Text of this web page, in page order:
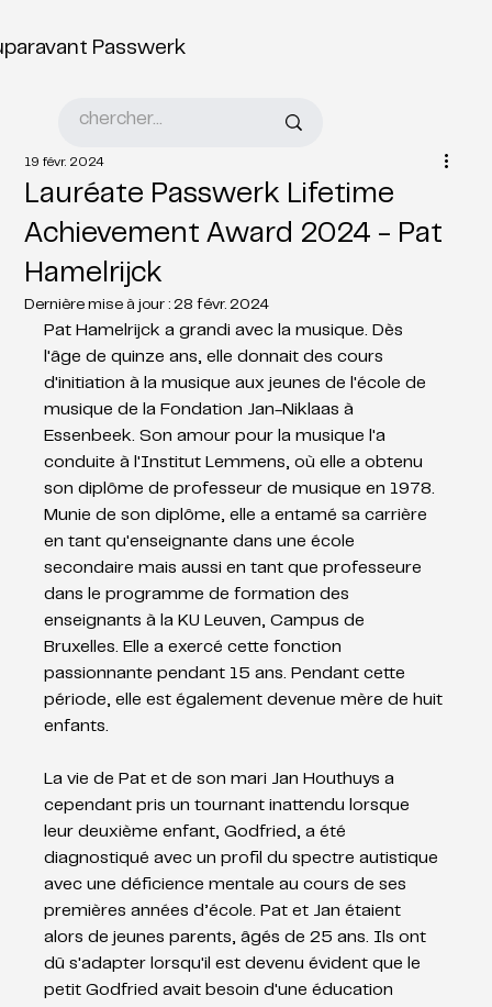
Passwerk
Lauréate Passwerk Lifetime
Achievement Award 2024 - Pat
Hamelrijck
19 févr. 2024
Dernière mise à jour :28 févr. 2024
Pat Hamelrijck a grandi avec la musique. Dès
l'âge de quinze ans, elle donnait des cours
d'initiation à la musique aux jeunes de l'école de
musique de la Fondation Jan-Niklaas à
Essenbeek. Son amour pour la musique l'a
conduite à l'Institut Lemmens, où elle a obtenu
son diplôme de professeur de musique en 1978.
Munie de son diplôme, elle a entamé sa carrière
en tant qu'enseignante dans une école
secondaire mais aussi en tant que professeure
dans le programme de formation des
enseignants à la KU Leuven, Campus de
Bruxelles. Elle a exercé cette fonction
passionnante pendant 15 ans. Pendant cette
période, elle est également devenue mère de huit
enfants.
La vie de Pat et de son mari Jan Houthuys a
cependant pris un tournant inattendu lorsque
leur deuxième enfant, Godfried, a été
diagnostiqué avec un profil du spectre autistique
avec une déficience mentale au cours de ses
premières années d’école. Pat et Jan étaient
alors de jeunes parents, âgés de 25 ans. Ils ont
dû s'adapter lorsqu'il est devenu évident que le
petit Godfried avait besoin d'une éducation